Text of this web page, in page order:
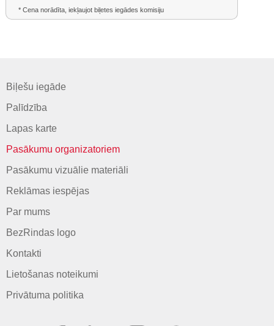
* Cena norādīta, iekļaujot biļetes iegādes komisiju
Biļešu iegāde
Palīdzība
Lapas karte
Pasākumu organizatoriem
Pasākumu vizuālie materiāli
Reklāmas iespējas
Par mums
BezRindas logo
Kontakti
Lietošanas noteikumi
Privātuma politika